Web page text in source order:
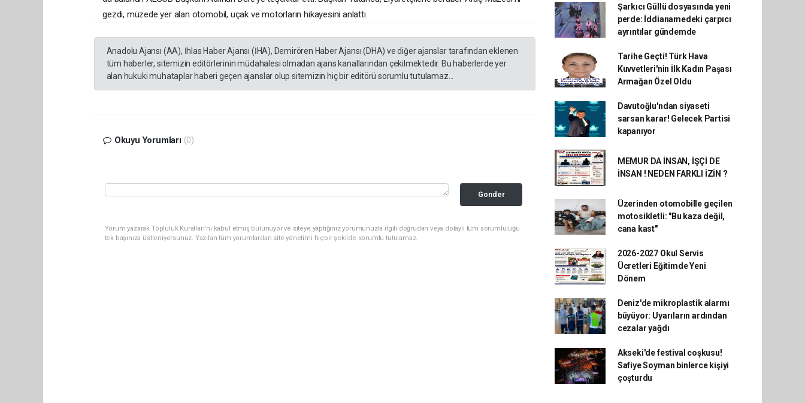
gezdi, müzede yer alan otomobil, uçak ve motorların hikayesini anlattı.
Anadolu Ajansı (AA), İhlas Haber Ajansı (İHA), Demirören Haber Ajansı (DHA) ve diğer ajanslar tarafından eklenen
tüm haberler, sitemizin editörlerinin müdahalesi olmadan ajans kanallarından çekilmektedir. Bu haberlerde yer
alan hukuki muhataplar haberi geçen ajanslar olup sitemizin hiç bir editörü sorumlu tutulamaz...
Okuyu Yorumları (0)
Gonder
Yorum yazarak Topluluk Kuralları’nı kabul etmiş bulunuyor ve siteye yaptığınız yorumunuzla ilgili doğrudan veya dolaylı tüm sorumluluğu
tek başınıza üstleniyorsunuz. Yazılan tüm yorumlardan site yönetimi hiçbir şekilde sorumlu tutulamaz.
Şarkıcı Güllü dosyasında yeni
perde: İddianamedeki çarpıcı
ayrıntılar gündemde
Tarihe Geçti! Türk Hava
Kuvvetleri'nin İlk Kadın Paşası
Armağan Özel Oldu
Davutoğlu'ndan siyaseti
sarsan karar! Gelecek Partisi
kapanıyor
MEMUR DA İNSAN, İŞÇİ DE
İNSAN ! NEDEN FARKLI İZİN ?
Üzerinden otomobille geçilen
motosikletli: "Bu kaza değil,
cana kast"
2026-2027 Okul Servis
Ücretleri Eğitimde Yeni
Dönem
Deniz'de mikroplastik alarmı
büyüyor: Uyarıların ardından
cezalar yağdı
Akseki'de festival coşkusu!
Safiye Soyman binlerce kişiyi
çoşturdu